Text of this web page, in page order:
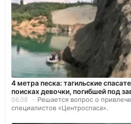
4 метра песка: тагильские
поисках девочки, погибшей под
06.08
Решается вопрос о
специалистов «Центроспаса».